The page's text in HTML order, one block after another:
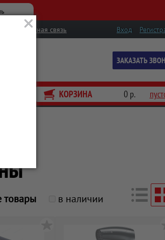
Вход
Обратная связь
ЗАКАЗАТЬ
КОРЗИНА 0 р.
товары в наличии